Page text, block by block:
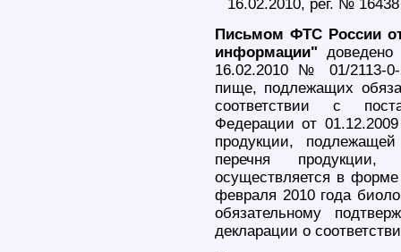
16.02.2010, рег. №
Письмом ФТС России
информации" доведено
16.02.2010 № 01/2113-
пище, подлежащих
соответствии с
Федерации от
продукции,
перечня продукции,
осуществляется в
февраля 2010 года
обязательному
декларации о